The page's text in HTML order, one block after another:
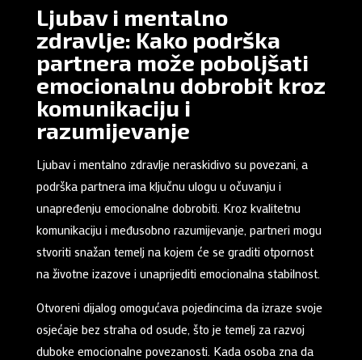
Ljubav i mentalno
zdravlje: Kako podrška
partnera može poboljšati
emocionalnu dobrobit kroz
komunikaciju i
razumijevanje
Ljubav i mentalno zdravlje neraskidivo su povezani, a
podrška partnera ima ključnu ulogu u očuvanju i
unapređenju emocionalne dobrobiti. Kroz kvalitetnu
komunikaciju i međusobno razumijevanje, partneri mogu
stvoriti snažan temelj na kojem će se graditi otpornost
na životne izazove i unaprijediti emocionalna stabilnost.
Otvoreni dijalog omogućava pojedincima da izraze svoje
osjećaje bez straha od osude, što je temelj za razvoj
duboke emocionalne povezanosti. Kada osoba zna da